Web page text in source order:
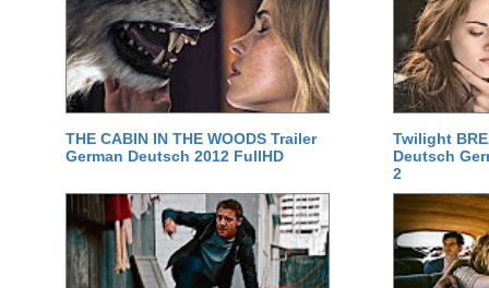
THE CABIN IN THE WOODS Trailer
German Deutsch 2012 FullHD
Twilight
Deutsch
2